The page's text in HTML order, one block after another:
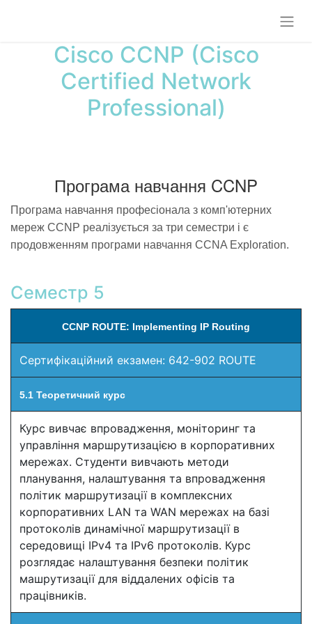
Cisco CCNP (Cisco
Certified Network
Professional)
Програма навчання CCNP
Програма навчання професiонала з комп'ютерних
мереж CCNP реалiзується за три семестри i є
продовженням програми навчання CCNA Exploration.
Семестр 5
CCNP ROUTE: Implementing IP Routing
Сертифікаційний екзамен: 642-902 ROUTE
5.1 Теоретичний курс
Курс вивчає впровадження, моніторинг та
управління маршрутизацією в корпоративних
мережах. Студенти вивчають методи
планування, налаштування та впровадження
політик маршрутизації в комплексних
корпоративних LAN та WAN мережах на базі
протоколів динамічної маршрутизації в
середовищі IPv4 та IPv6 протоколів. Курс
розглядає налаштування безпеки політик
машрутизації для віддалених офісів та
працівників.